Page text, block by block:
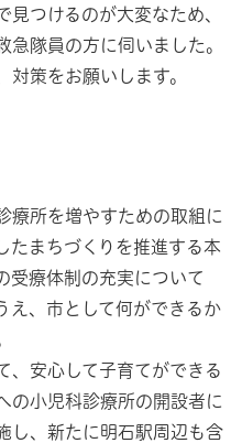
見つけるのが大変なため、
急隊員の方に伺いました。
対策をお願いします。
療所を増やすための取組に
たまちづくりを推進する本
受療体制の充実について
え、市として何ができるか
、安心して子育てができる
の小児科診療所の開設者に
し、新たに明石駅周辺も含